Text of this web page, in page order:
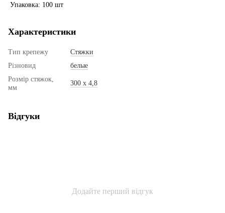
Упаковка: 100 шт
Характеристики
Тип крепежу
Стяжки
Різновид
белые
Розмір стяжок,
мм
300 х 4,8
Відгуки
Додайте перший відгук